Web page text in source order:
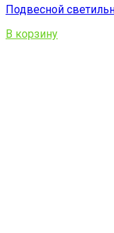
Подвесной
В корзину